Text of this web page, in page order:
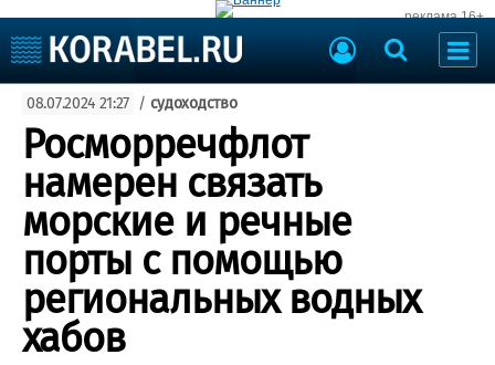
реклама 16+
Судоходство
Судоремонт
События
Порты
Рыболовство
ВМФ
Образование
Яхты и катера
Еще
Судостроение
Пульс
08.07.2024 21:27 / судоходство
Росморречфлот
намерен связать
морские и речные
порты с помощью
региональных водных
хабов